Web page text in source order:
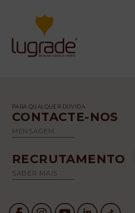
PARA QUALQUER DÚVIDA
CONTACTE-NOS
MENSAGEM
RECRUTAMENTO
SABER MAIS